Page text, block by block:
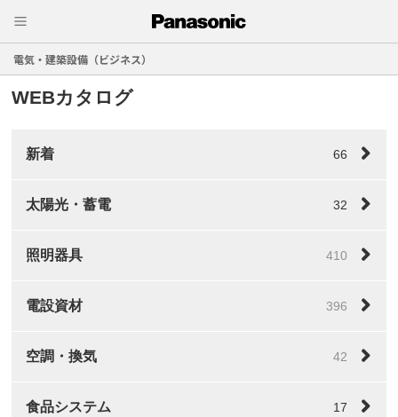
電気・建築設備（ビジネス）
WEBカタログ
新着 66
太陽光・蓄電 32
照明器具 410
電設資材 396
空調・換気 42
食品システム 17